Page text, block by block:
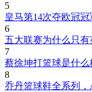
5
皇马第14次夺欧冠冠
6
五大联赛为什么只有
7
蔡徐坤打篮球是什
8
乔丹篮球鞋全系列，